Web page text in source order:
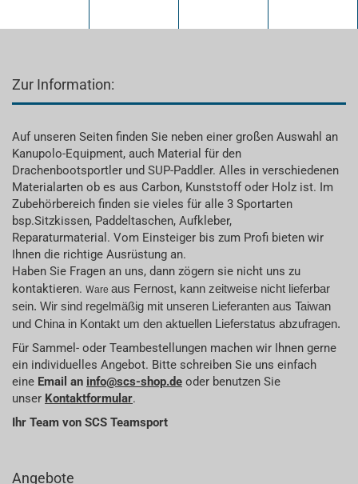
Zur Information:
Auf unseren Seiten finden Sie neben einer großen Auswahl an
Kanupolo-Equipment, auch Material für den
Drachenbootsportler und SUP-Paddler. Alles in verschiedenen
Materialarten ob es aus Carbon, Kunststoff oder Holz ist. Im
Zubehörbereich finden sie vieles für alle 3 Sportarten
bsp.Sitzkissen, Paddeltaschen, Aufkleber,
Reparaturmaterial. Vom Einsteiger bis zum Profi bieten wir
Ihnen die richtige Ausrüstung an.
Haben Sie Fragen an uns, dann zögern sie nicht uns zu
kontaktieren. Ware aus Fernost, kann zeitweise nicht lieferbar
sein. Wir sind regelmäßig mit unseren Lieferanten aus Taiwan
und China in Kontakt um den aktuellen Lieferstatus abzufragen.
Für Sammel- oder Teambestellungen machen wir Ihnen gerne
ein individuelles Angebot. Bitte schreiben Sie uns einfach
eine Email an info@scs-shop.de oder benutzen Sie
unser Kontaktformular.
Ihr Team von SCS Teamsport
Angebote